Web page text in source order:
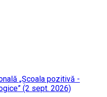
„Școala pozitivă -
(2 sept. 2026)